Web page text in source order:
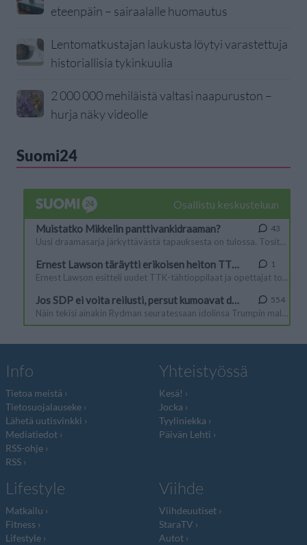
eteenpäin – sairaalalle huomautus
Lentomatkustajan laukusta löytyi varastettuja
historiallisia tykinkuulia
2 000 000 mehiläistä valtasi naapuruston –
hurja näky videolle
Suomi24
Info
Tietoa meistä
Tietosuojalauseke
Lähetä uutisvinkki
Mediatiedot
RSS-ohje
RSS
Yhteistyössä
Kesä!
Jocka
Tyyliniekka
Päivän Lehti
Lifestyle
Matkailu
Fitness
Lifestyle
Viihde
Viihdeuutiset
StaraTV
Autot